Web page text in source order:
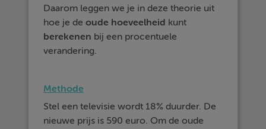
Daarom leggen we je in deze theorie uit
hoe je deoude hoeveelheid kunt
berekenen bij een procentuele
verandering.
Methode
Stel een televisie wordt 18% duurder. De
nieuwe prijs is 590 euro. Om de oude